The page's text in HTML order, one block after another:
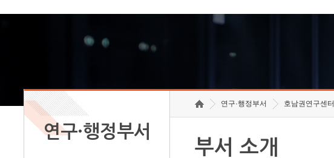
연구·행정부서
연구·행정부서 호남권연구센터
부서 소개